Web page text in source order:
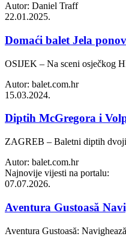
Autor: Daniel Traff
22.01.2025.
Domaći balet Jela
OSIJEK – Na sceni osječkog
Autor: balet.com.hr
15.03.2024.
Diptih McGregora i
ZAGREB – Baletni diptih
Autor: balet.com.hr
Najnovije vijesti na portalu:
07.07.2026.
Aventura Gustoasă
Aventura Gustoasă: